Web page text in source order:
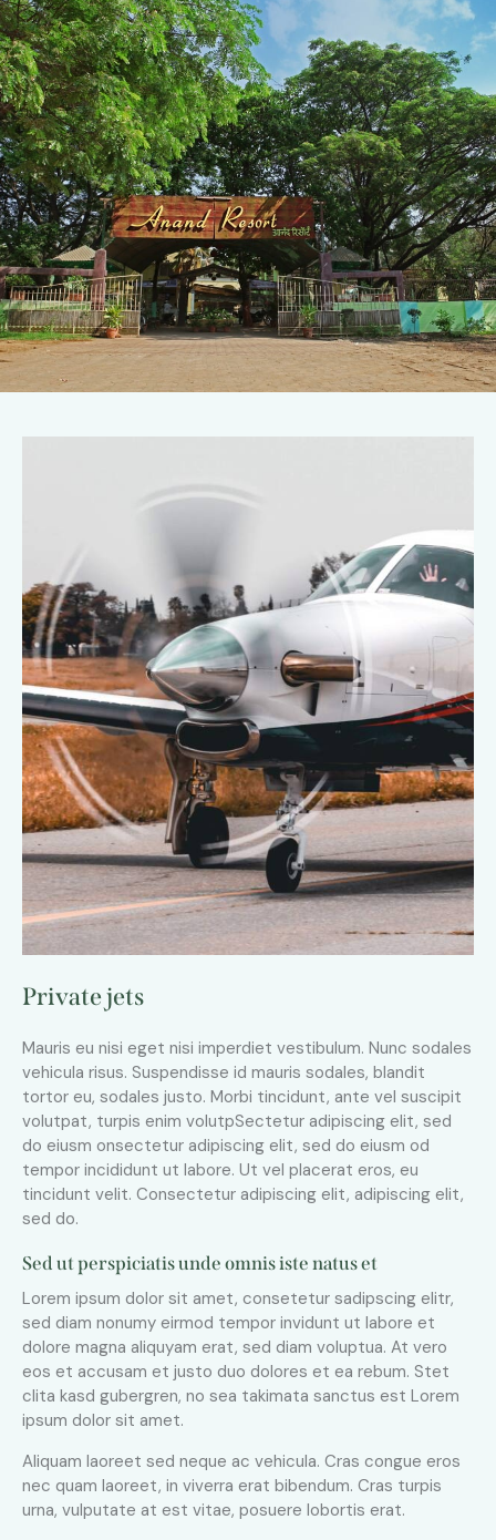
Private jets
Mauris eu nisi eget nisi imperdiet vestibulum. Nunc sodales
vehicula risus. Suspendisse id mauris sodales, blandit
tortor eu, sodales justo. Morbi tincidunt, ante vel suscipit
volutpat, turpis enim volutpSectetur adipiscing elit, sed
do eiusm onsectetur adipiscing elit, sed do eiusm od
tempor incididunt ut labore. Ut vel placerat eros, eu
tincidunt velit. Consectetur adipiscing elit, adipiscing elit,
sed do.
Sed ut perspiciatis unde omnis iste natus et
Lorem ipsum dolor sit amet, consetetur sadipscing elitr,
sed diam nonumy eirmod tempor invidunt ut labore et
dolore magna aliquyam erat, sed diam voluptua. At vero
eos et accusam et justo duo dolores et ea rebum. Stet
clita kasd gubergren, no sea takimata sanctus est Lorem
ipsum dolor sit amet.
Aliquam laoreet sed neque ac vehicula. Cras congue eros
nec quam laoreet, in viverra erat bibendum. Cras turpis
urna, vulputate at est vitae, posuere lobortis erat.